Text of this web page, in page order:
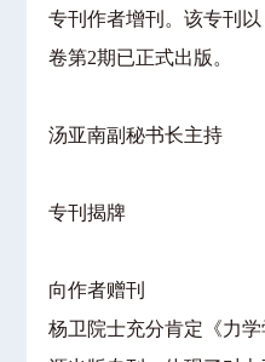
专刊作者增刊。该专刊
卷第2期已正式出版。
汤亚南副秘书长主持
专刊揭牌
向作者赠刊
杨卫院士充分肯定《力